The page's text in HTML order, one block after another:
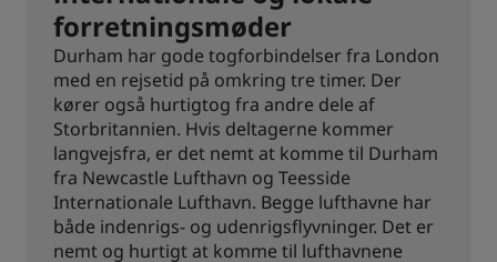
forretningsmøder
Durham har gode togforbindelser fra London
med en rejsetid på omkring tre timer. Der
kører også hurtigtog fra andre dele af
Storbritannien. Hvis deltagerne kommer
langvejsfra, er det nemt at komme til Durham
fra Newcastle Lufthavn og Teesside
Internationale Lufthavn. Begge lufthavne har
både indenrigs- og udenrigsflyvninger. Det er
nemt og hurtigt at komme til lufthavnene